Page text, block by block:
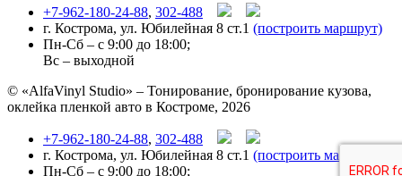
+7-962-180-24-88, 302-488
г. Кострома, ул. Юбилейная 8 ст.1 (построить маршрут)
Пн-Сб – с 9:00 до 18:00;
Вс – выходной
© «AlfaVinyl Studio» – Тонирование, бронирование кузова,
оклейка пленкой авто в Костроме, 2026
+7-962-180-24-88, 302-488
г. Кострома, ул. Юбилейная 8 ст.1 (построить маршрут)
Пн-Сб – с 9:00 до 18:00;